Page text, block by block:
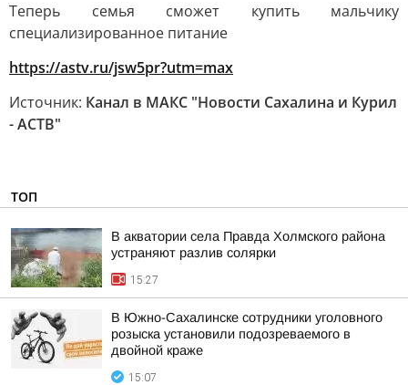
Теперь семья сможет купить мальчику
специализированное питание
https://astv.ru/jsw5pr?utm=max
Источник: Канал в МАКС "Новости Сахалина и Курил
- АСТВ"
ТОП
В акватории села Правда Холмского района
устраняют разлив солярки
15:27
В Южно-Сахалинске сотрудники уголовного
розыска установили подозреваемого в
двойной краже
15:07